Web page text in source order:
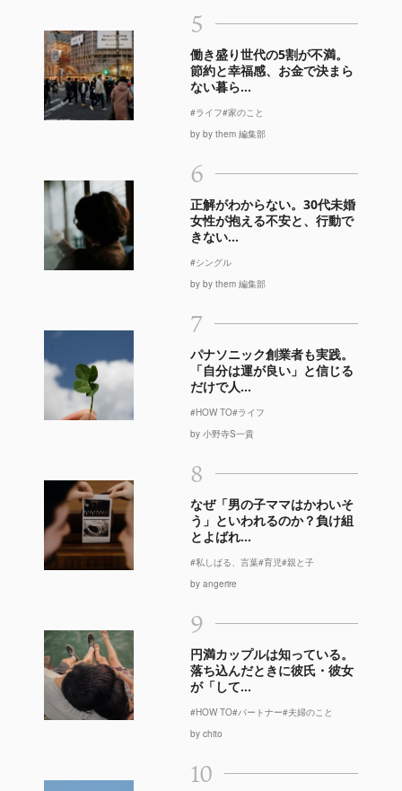
5
働き盛り世代の5割が不満。
節約と幸福感、お金で決まら
ない暮ら...
#ライフ#家のこと
by by them 編集部
6
正解がわからない。30代未婚
女性が抱える不安と、行動で
きない...
#シングル
by by them 編集部
7
パナソニック創業者も実践。
「自分は運が良い」と信じる
だけで人...
#HOW TO#ライフ
by 小野寺S一貴
8
なぜ「男の子ママはかわいそ
う」といわれるのか？負け組
とよばれ...
#私しばる、言葉#育児#親と子
by angerire
9
円満カップルは知っている。
落ち込んだときに彼氏・彼女
が「して...
#HOW TO#パートナー#夫婦のこと
by chito
10